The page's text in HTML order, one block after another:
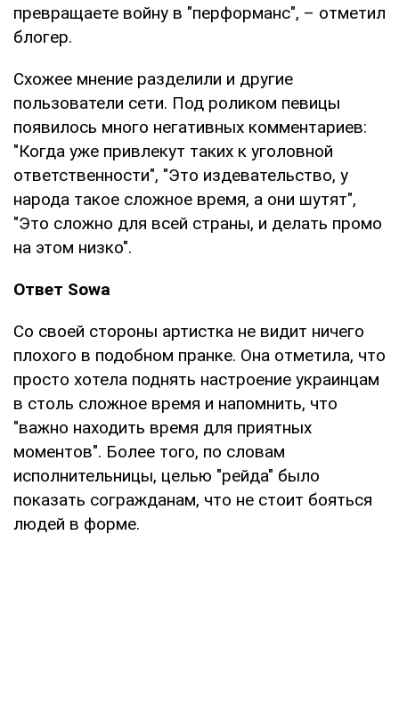
превращаете войну в "перформанс", – отметил
блогер.
Схожее мнение разделили и другие
пользователи сети. Под роликом певицы
появилось много негативных комментариев:
"Когда уже привлекут таких к уголовной
ответственности", "Это издевательство, у
народа такое сложное время, а они шутят",
"Это сложно для всей страны, и делать промо
на этом низко".
Ответ Sowa
Со своей стороны артистка не видит ничего
плохого в подобном пранке. Она отметила, что
просто хотела поднять настроение украинцам
в столь сложное время и напомнить, что
"важно находить время для приятных
моментов". Более того, по словам
исполнительницы, целью "рейда" было
показать согражданам, что не стоит бояться
людей в форме.